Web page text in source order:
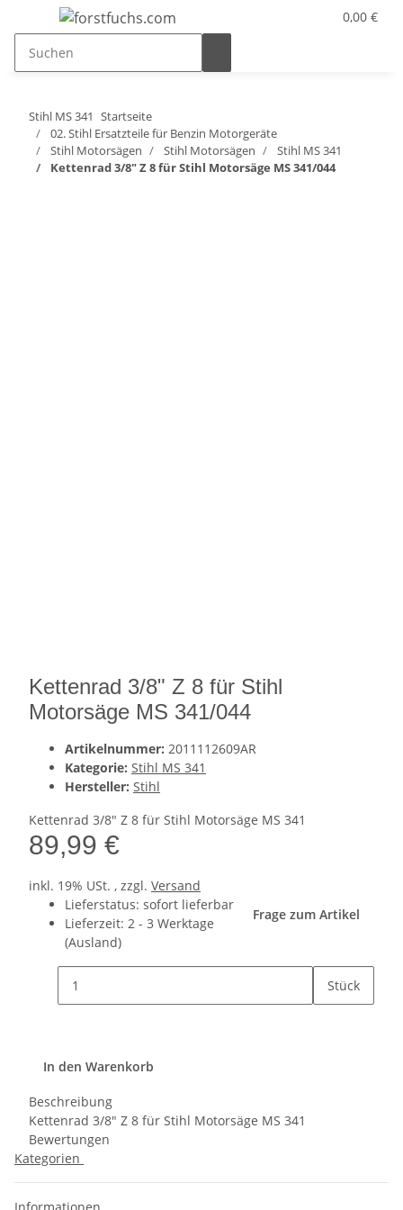
0,00 €
Stihl MS 341 Startseite
02. Stihl Ersatzteile für Benzin Motorgeräte
Stihl Motorsägen
Stihl Motorsägen
Stihl MS 341
Kettenrad 3/8" Z 8 für Stihl Motorsäge MS 341/044
Kettenrad 3/8" Z 8 für Stihl
Motorsäge MS 341/044
Artikelnummer: 2011112609AR
Kategorie: Stihl MS 341
Hersteller: Stihl
Kettenrad 3/8" Z 8 für Stihl Motorsäge MS 341
89,99 €
inkl. 19% USt. , zzgl. Versand
Lieferstatus: sofort lieferbar
Lieferzeit: 2 - 3 Werktage
(Ausland)
Frage zum Artikel
Stück
In den Warenkorb
Beschreibung
Kettenrad 3/8" Z 8 für Stihl Motorsäge MS 341
Bewertungen
Kategorien